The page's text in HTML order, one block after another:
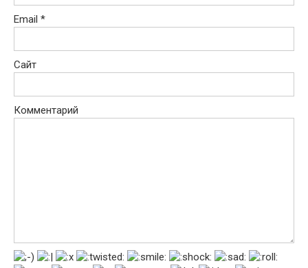
Email *
Сайт
Комментарий